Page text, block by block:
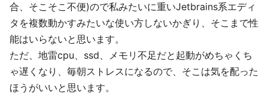
合、そこそこ不便)ので私みたいに重いJetbrains系エディ
タを複数動かすみたいな使い方しないかぎり、そこまで性
能はいらないと思います。
ただ、地雷cpu、ssd、メモリ不足だと起動がめちゃくち
ゃ遅くなり、毎朝ストレスになるので、そこは気を配った
ほうがいいと思います。